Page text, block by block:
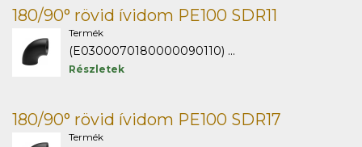
180/90° rövid ívidom PE100 SDR11
Termék
(E0300070180000090110) ...
Részletek
180/90° rövid ívidom PE100 SDR17
Termék